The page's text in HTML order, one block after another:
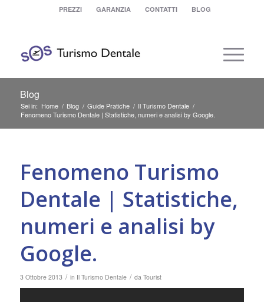
PREZZI GARANZIA CONTATTI BLOG
Blog
Sei in: Home / Blog / Guide Pratiche / Il Turismo Dentale /
Fenomeno Turismo Dentale | Statistiche, numeri e analisi by Google.
Fenomeno Turismo
Dentale | Statistiche,
numeri e analisi by
Google.
3 Ottobre 2013 / in Il Turismo Dentale / da Tourist